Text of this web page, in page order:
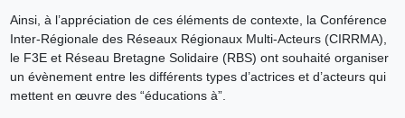
Ainsi, à l’appréciation de ces éléments de contexte, la Conférence
Inter-Régionale des Réseaux Régionaux Multi-Acteurs (CIRRMA),
le F3E et Réseau Bretagne Solidaire (RBS) ont souhaité organiser
un évènement entre les différents types d’actrices et d’acteurs qui
mettent en œuvre des “éducations à”.